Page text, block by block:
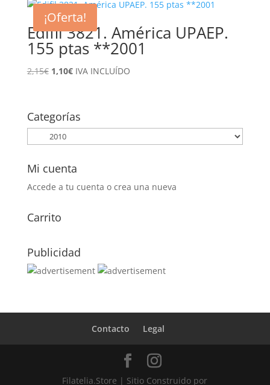
era:
1,70€.
es:
0,80€.
¡Oferta!
Edifil 3821. América UPAEP.
155 ptas **2001
2,15€ El
2,15€.
1,10€El
1,10€.
IVA INCLUÍDO
Categorías
Mi cuenta
Accede a tu cuenta o crea una nueva
Carrito
Publicidad
Contacto Legal
Filatelia.Store | Sitio Construido por